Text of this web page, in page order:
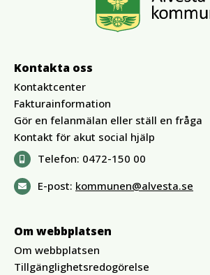
Kontakta oss
Kontaktcenter
Fakturainformation
Gör en felanmälan eller ställ en fråga
Kontakt för akut social hjälp
Telefon: 0472-150 00
E-post: kommunen@alvesta.se
Om webbplatsen
Om webbplatsen
Tillgänglighetsredogörelse